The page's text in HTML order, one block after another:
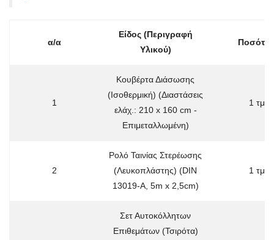
α/α
Είδος (Περιγραφή
Υλικού)
1
Κουβέρτα Διάσωσης
(Ισοθερμική) (Διαστάσεις
ελάχ.: 210 x 160 cm -
Επιμεταλλωμένη)
1 τμχ
2
Ρολό Ταινίας Στερέωσης
(Λευκοπλάστης) (DIN
13019-A, 5m x 2,5cm)
1 τμχ
Σετ Αυτοκόλλητων
Επιθεμάτων (Τσιρότα)